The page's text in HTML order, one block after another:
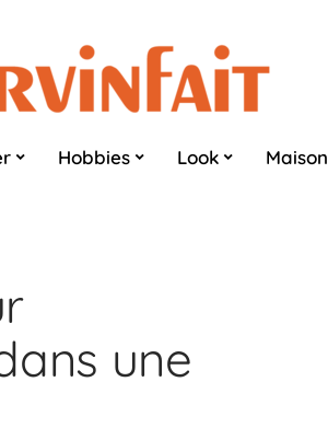
Hobbies Look Maison
une